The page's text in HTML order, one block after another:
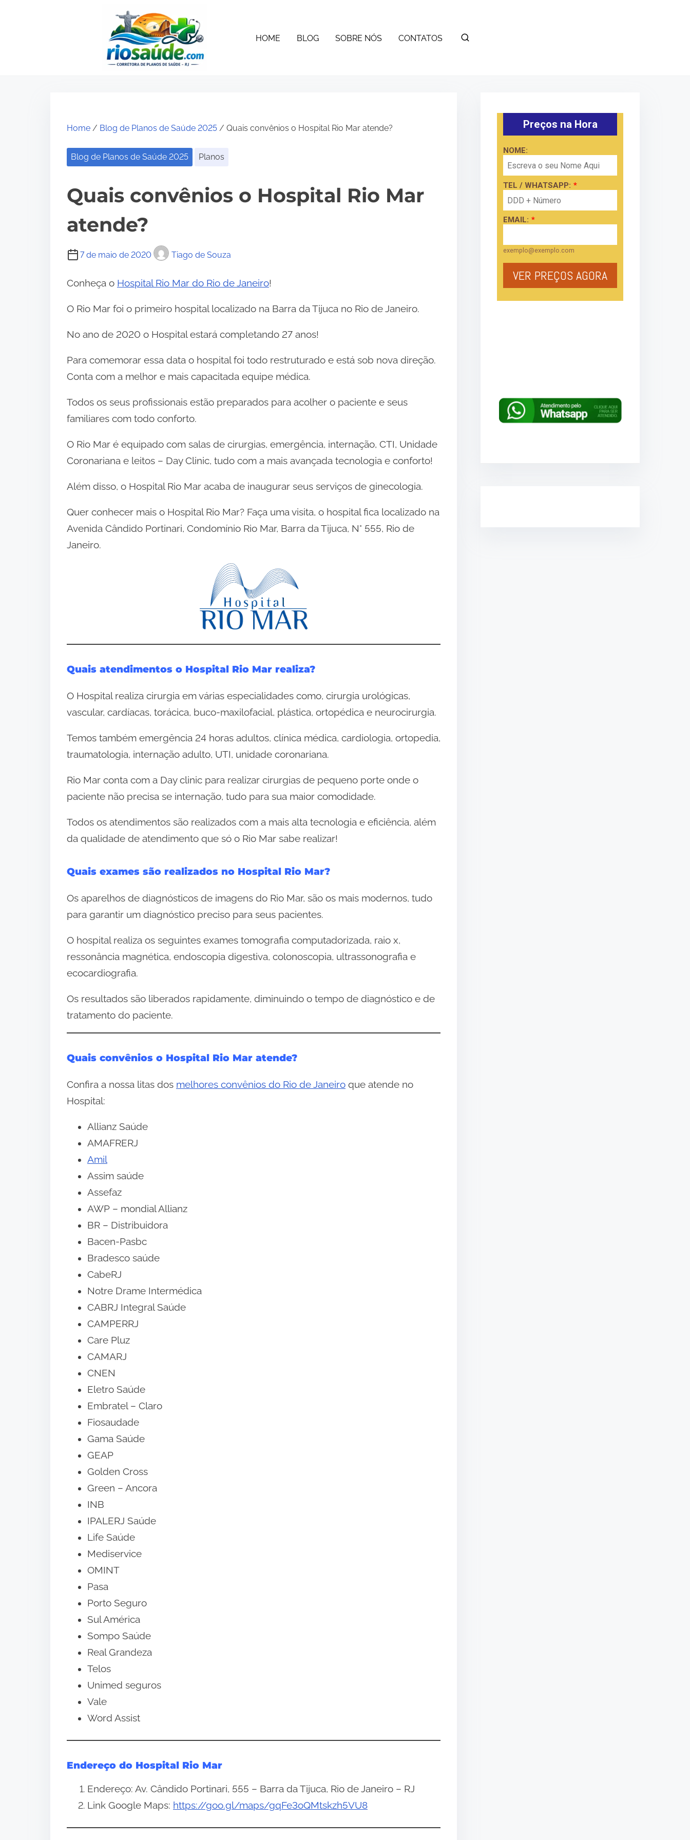
HOME BLOG SOBRE NÓS CONTATOS
Home / Blog de Planos de Saúde 2025 / Quais convênios o Hospital Rio Mar atende?
Blog de Planos de Saúde 2025 Planos
Quais convênios o Hospital Rio Mar
atende?
7 de maio de 2020 Tiago de Souza
Conheça o Hospital Rio Mar do Rio de Janeiro!
O Rio Mar foi o primeiro hospital localizado na Barra da Tijuca no Rio de Janeiro.
No ano de 2020 o Hospital estará completando 27 anos!
Para comemorar essa data o hospital foi todo restruturado e está sob nova direção.
Conta com a melhor e mais capacitada equipe médica.
Todos os seus profissionais estão preparados para acolher o paciente e seus
familiares com todo conforto.
O Rio Mar é equipado com salas de cirurgias, emergência, internação, CTI, Unidade
Coronariana e leitos – Day Clinic, tudo com a mais avançada tecnologia e conforto!
Além disso, o Hospital Rio Mar acaba de inaugurar seus serviços de ginecologia.
Quer conhecer mais o Hospital Rio Mar? Faça uma visita, o hospital fica localizado na
Avenida Cândido Portinari, Condomínio Rio Mar, Barra da Tijuca, N° 555, Rio de
Janeiro.
Quais atendimentos o Hospital Rio Mar realiza?
O Hospital realiza cirurgia em várias especialidades como, cirurgia urológicas,
vascular, cardíacas, torácica, buco-maxilofacial, plástica, ortopédica e neurocirurgia.
Temos também emergência 24 horas adultos, clínica médica, cardiologia, ortopedia,
traumatologia, internação adulto, UTI, unidade coronariana.
Rio Mar conta com a Day clinic para realizar cirurgias de pequeno porte onde o
paciente não precisa se internação, tudo para sua maior comodidade.
Todos os atendimentos são realizados com a mais alta tecnologia e eficiência, além
da qualidade de atendimento que só o Rio Mar sabe realizar!
Quais exames são realizados no Hospital Rio Mar?
Os aparelhos de diagnósticos de imagens do Rio Mar, são os mais modernos, tudo
para garantir um diagnóstico preciso para seus pacientes.
O hospital realiza os seguintes exames tomografia computadorizada, raio x,
ressonância magnética, endoscopia digestiva, colonoscopia, ultrassonografia e
ecocardiografia.
Os resultados são liberados rapidamente, diminuindo o tempo de diagnóstico e de
tratamento do paciente.
Quais convênios o Hospital Rio Mar atende?
Confira a nossa litas dos melhores convênios do Rio de Janeiro que atende no
Hospital:
Allianz Saúde
AMAFRERJ
Amil
Assim saúde
Assefaz
AWP – mondial Allianz
BR – Distribuidora
Bacen-Pasbc
Bradesco saúde
CabeRJ
Notre Drame Intermédica
CABRJ Integral Saúde
CAMPERRJ
Care Pluz
CAMARJ
CNEN
Eletro Saúde
Embratel – Claro
Fiosaudade
Gama Saúde
GEAP
Golden Cross
Green – Ancora
INB
IPALERJ Saúde
Life Saúde
Mediservice
OMINT
Pasa
Porto Seguro
Sul América
Sompo Saúde
Real Grandeza
Telos
Unimed seguros
Vale
Word Assist
Endereço do Hospital Rio Mar
Endereço: Av. Cândido Portinari, 555 – Barra da Tijuca, Rio de Janeiro – RJ
Link Google Maps: https://goo.gl/maps/gqFe3oQMtskzh5VU8